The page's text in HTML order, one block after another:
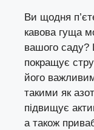
Ви щодня
кавова гуща
вашого саду?
покращує
його
такими як
підвищує
а також